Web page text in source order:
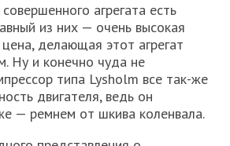
агрегата есть
из них — очень высокая
делающая этот агрегат
Ну и конечно чуда не
типа Lysholm все так-же
двигателя, ведь он
— ремнем от шкива коленвала.